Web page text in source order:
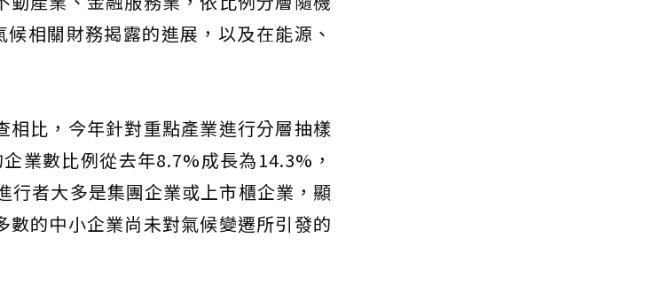
相關財務揭露的進展，以及在能源、
比，今年針對重點產業進行分層抽樣
業數比例從去年8.7%成長為14.3%，
行者大多是集團企業或上市櫃企業，顯
的中小企業尚未對氣候變遷所引發的